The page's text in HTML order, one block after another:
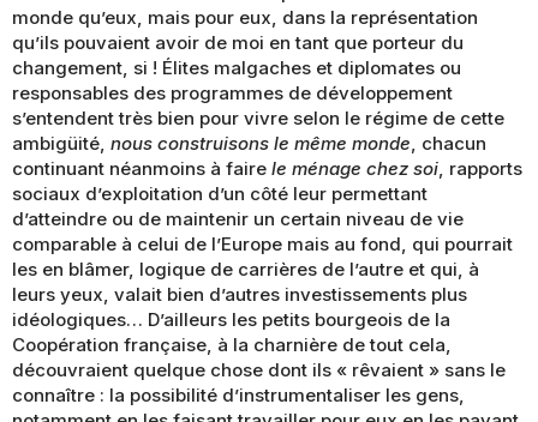
monde qu’eux, mais pour eux, dans la représentation
qu’ils pouvaient avoir de moi en tant que porteur du
changement, si ! Élites malgaches et diplomates ou
responsables des programmes de développement
s’entendent très bien pour vivre selon le régime de cette
ambigüité, nous construisons le même monde, chacun
continuant néanmoins à faire le ménage chez soi, rapports
sociaux d’exploitation d’un côté leur permettant
d’atteindre ou de maintenir un certain niveau de vie
comparable à celui de l’Europe mais au fond, qui pourrait
les en blâmer, logique de carrières de l’autre et qui, à
leurs yeux, valait bien d’autres investissements plus
idéologiques… D’ailleurs les petits bourgeois de la
Coopération française, à la charnière de tout cela,
découvraient quelque chose dont ils « rêvaient » sans le
connaître : la possibilité d’instrumentaliser les gens,